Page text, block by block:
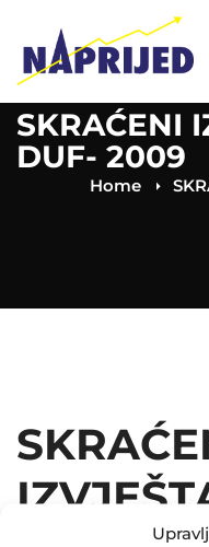
SKRAĆENI
DUF- 2009
Home